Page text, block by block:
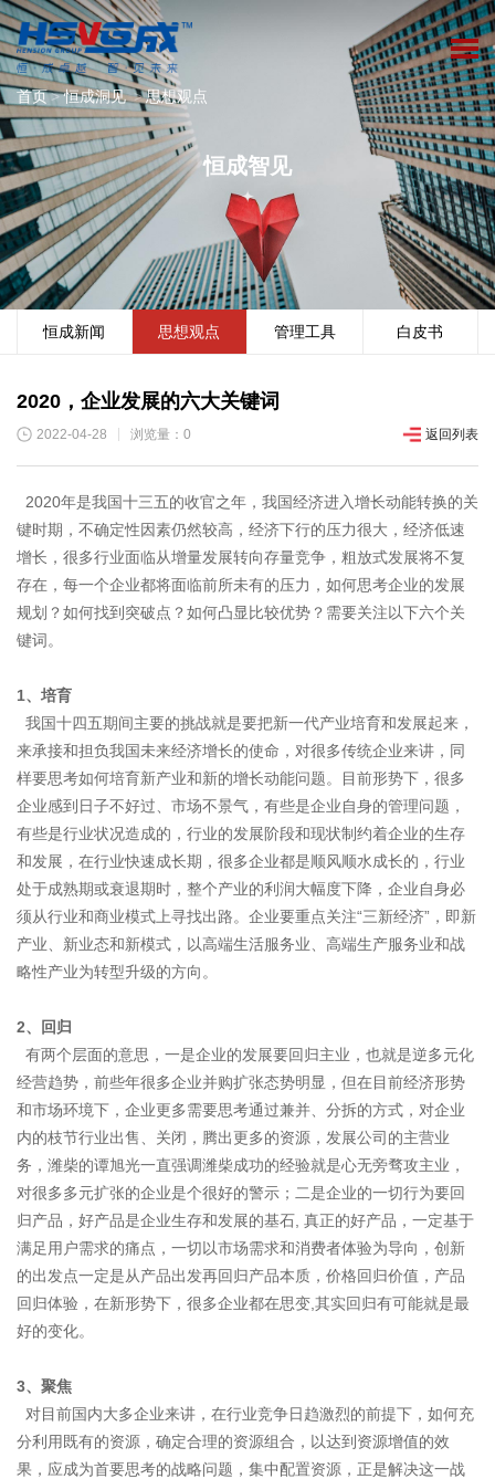
恒成智见
首页 > 恒成洞见 > 思想观点
恒成新闻 思想观点 管理工具 白皮书
2020，企业发展的六大关键词
2022-04-28 浏览量：0 返回列表
2020年是我国十三五的收官之年，我国经济进入增长动能转换的关
键时期，不确定性因素仍然较高，经济下行的压力很大，经济低速
增长，很多行业面临从增量发展转向存量竞争，粗放式发展将不复
存在，每一个企业都将面临前所未有的压力，如何思考企业的发展
规划？如何找到突破点？如何凸显比较优势？需要关注以下六个关
键词。
1、 培育
我国十四五期间主要的挑战就是要把新一代产业培育和发展起来，
来承接和担负我国未来经济增长的使命，对很多传统企业来讲，同
样要思考如何培育新产业和新的增长动能问题。目前形势下，很多
企业感到日子不好过、市场不景气，有些是企业自身的管理问题，
有些是行业状况造成的，行业的发展阶段和现状制约着企业的生存
和发展，在行业快速成长期，很多企业都是顺风顺水成长的，行业
处于成熟期或衰退期时，整个产业的利润大幅度下降，企业自身必
须从行业和商业模式上寻找出路。企业要重点关注“三新经济”，即新
产业、新业态和新模式，以高端生活服务业、高端生产服务业和战
略性产业为转型升级的方向。
2、
回归
有两个层面的意思，一是企业的发展要回归主业，也就是逆多元化
经营趋势，前些年很多企业并购扩张态势明显，但在目前经济形势
和市场环境下，企业更多需要思考通过兼并、分拆的方式，对企业
内的枝节行业出售、关闭，腾出更多的资源，发展公司的主营业
务，潍柴的谭旭光一直强调潍柴成功的经验就是心无旁骛攻主业，
对很多多元扩张的企业是个很好的警示；二是企业的一切行为要回
归产品，好产品是企业生存和发展的基石, 真正的好产品，一定基于
满足用户需求的痛点，一切以市场需求和消费者体验为导向，创新
的出发点一定是从产品出发再回归产品本质，价格回归价值，产品
回归体验，在新形势下，很多企业都在思变,其实回归有可能就是最
好的变化。
3、 聚焦
对目前国内大多企业来讲，在行业竞争日趋激烈的前提下，如何充
分利用既有的资源，确定合理的资源组合，以达到资源增值的效
果，应成为首要思考的战略问题，集中配置资源，正是解决这一战